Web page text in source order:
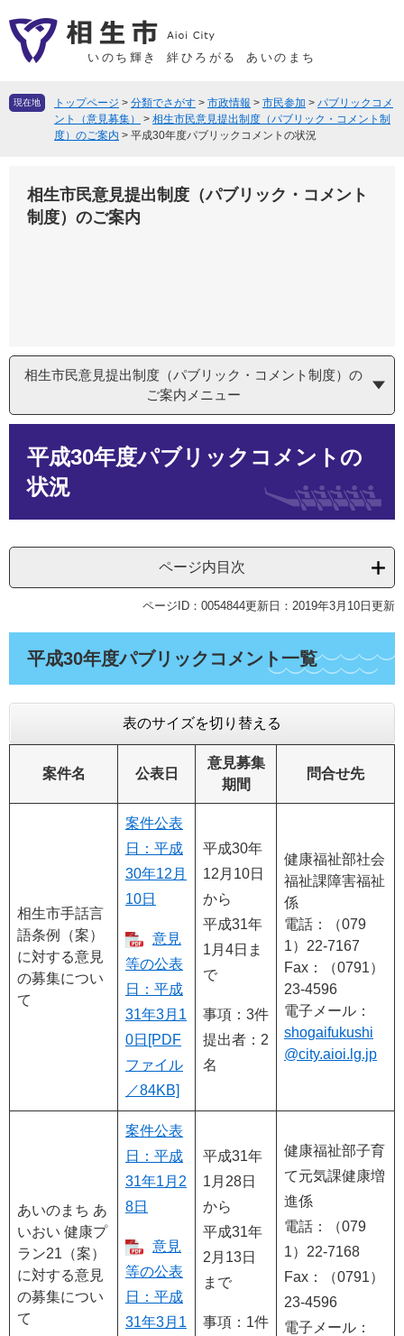
ー
先
ニ
を
いのち輝き 絆ひろがる あいのまち
現在地 トップページ > 分類でさがす > 市政情報 > 市民参加 > パブリックコメ
ント（意見募集）
> 相生市民意見提出制度（パブリック・コメント制
度）のご案内 > 平成30年度パブリックコメントの状況
相生市民意見提出制度（パブリック・コメント
制度）のご案内
相生市民意見提出制度（パブリック・コメント制度）の
ご案内メニュー
平成30年度パブリックコメントの
状況
ページ内目次
ページID：0054844更新日：2019年3月10日更新
平成30年度パブリックコメント一覧
表のサイズを切り替える
案件名 公表日
意見募集
期間
問合せ先
相生市手話言
語条例（案）
に対する意見
の募集につい
て
案件公表
日：平成
30年12月
10日
意見
等の公表
日：平成
31年3月1
0日[PDF
ファイル
／84KB]
平成30年
12月10日
から
平成31年
1月4日ま
で
事項：3件
提出者：2
名
健康福祉部社会
福祉課障害福祉
係
電話：（079
1）22-7167
Fax：（0791）
23-4596
電子メール：
shogaifukushi
@city.aioi.lg.jp
あいのまち あ
いおい 健康プ
ラン21（案）
に対する意見
の募集につい
て
案件公表
日：平成
31年1月2
8日
意見
等の公表
日：平成
31年3月1
平成31年
1月28日
から
平成31年
2月13日
まで
事項：1件
健康福祉部子育
て元気課健康増
進係
電話：（079
1）22-7168
Fax：（0791）
23-4596
電子メール：